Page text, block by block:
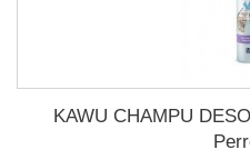
KAWU CHAMPU